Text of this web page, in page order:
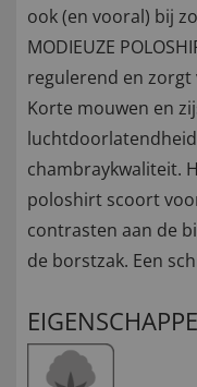
ook (en vooral) bij
MODIEUZE
regulerend en
Korte mouwen en
chambraykwaliteit.
poloshirt scoort
contrasten aan de
de borstzak. Een